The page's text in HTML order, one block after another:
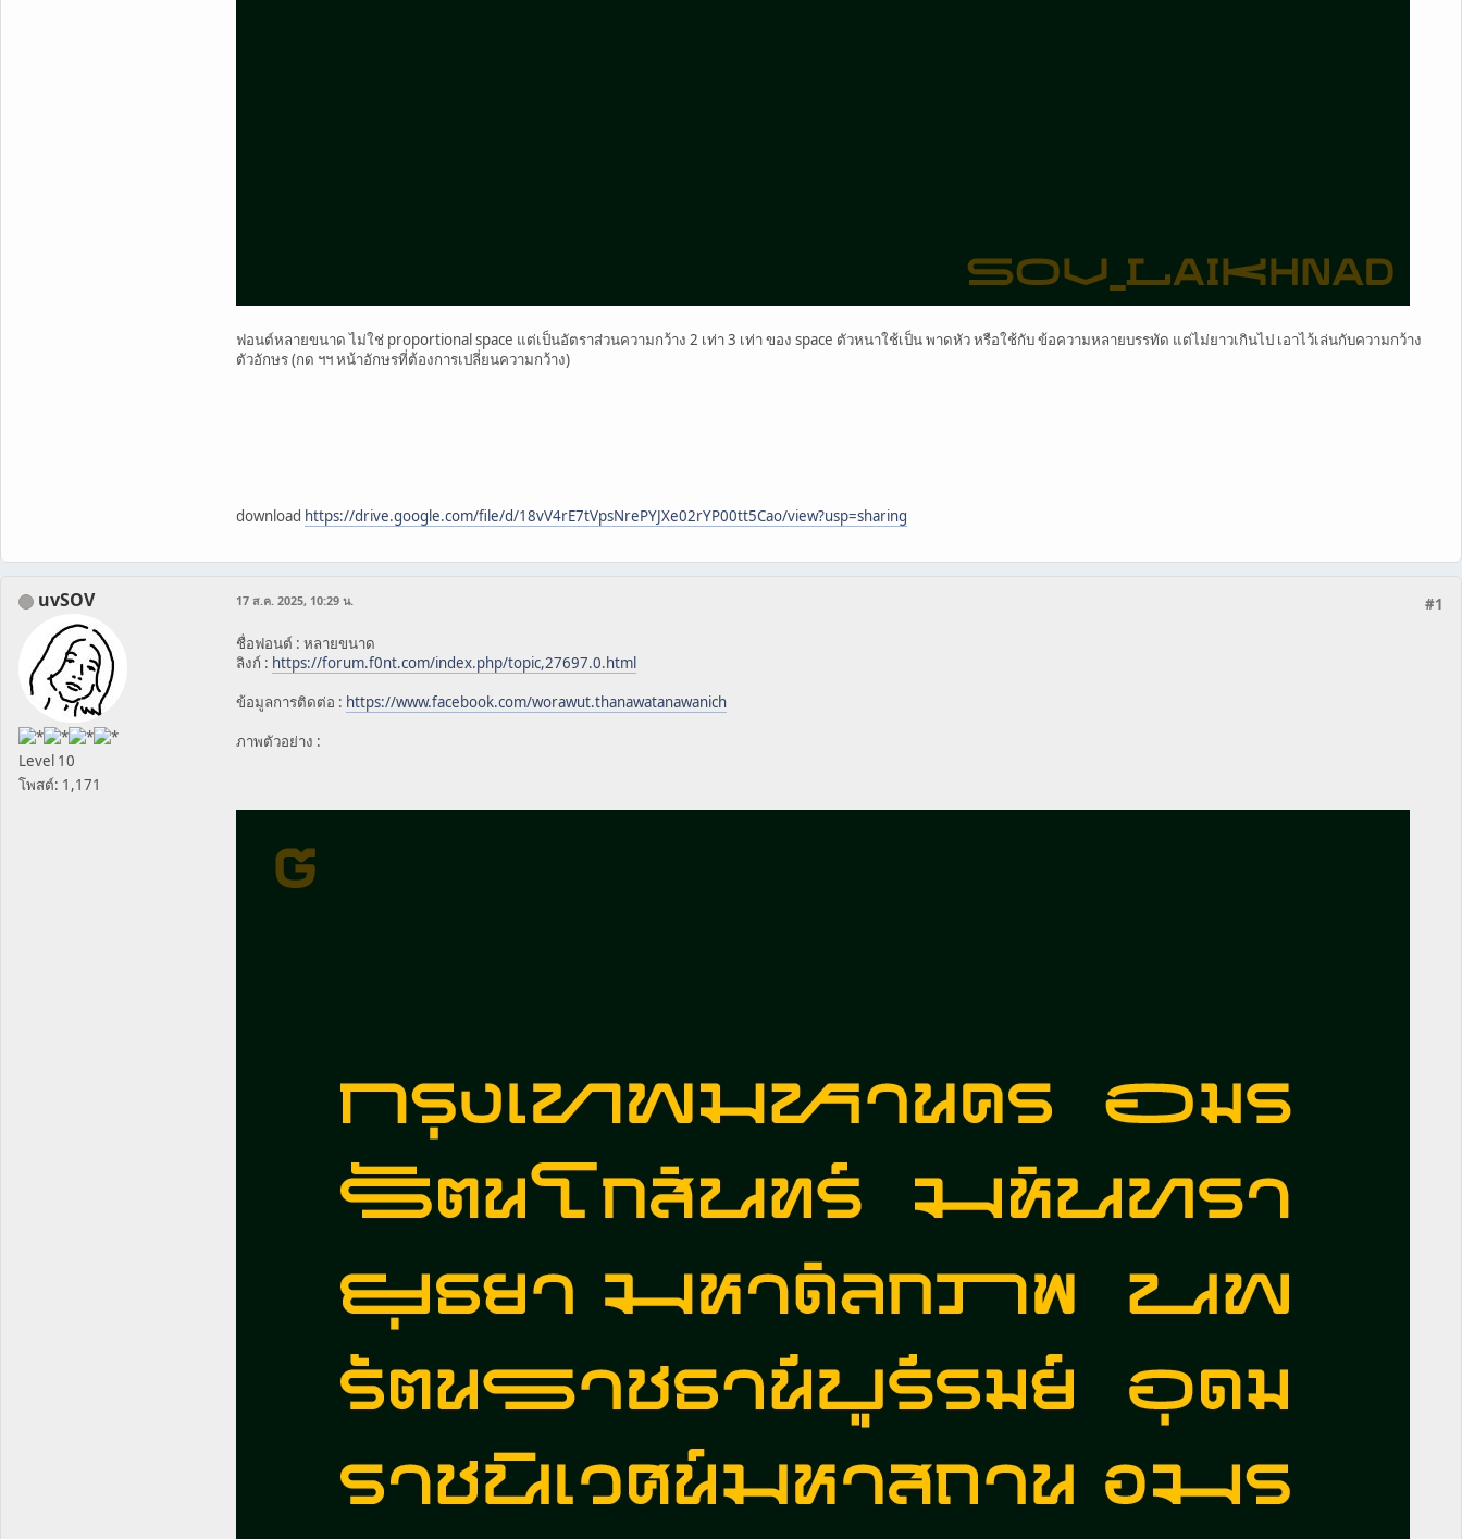
ฟอนต์หลายขนาด ไม่ใช่ proportional space แต่เป็นอัตราส่วนความกว้าง 2 เท่า 3 เท่า ของ space ตัวหนาใช้เป็น พาดหัว หรือใช้กับ ข้อความหลายบรรทัด แต่ไม่ยาวเกินไป เอาไว้เล่นกับความกว้าง
ตัวอักษร (กด ฯฯ หน้าอักษรที่ต้องการเปลี่ยนความกว้าง)
download https://drive.google.com/file/d/18vV4rE7tVpsNrePYJXe02rYP00tt5Cao/view?usp=sharing
uvSOV
Level 10
โพสต์: 1,171
#1
17 ส.ค. 2025, 10:29 น.
ชื่อฟอนต์ : หลายขนาด
ลิงก์ : https://forum.f0nt.com/index.php/topic,27697.0.html
ข้อมูลการติดต่อ : https://www.facebook.com/worawut.thanawatanawanich
ภาพตัวอย่าง :